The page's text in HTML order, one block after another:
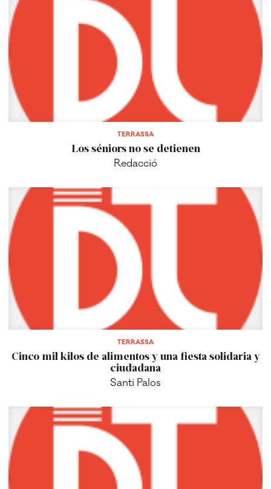
TERRASSA
Los séniors no se detienen
Redacció
TERRASSA
Cinco mil kilos de alimentos y una fiesta solidaria y
ciudadana
Santi Palos